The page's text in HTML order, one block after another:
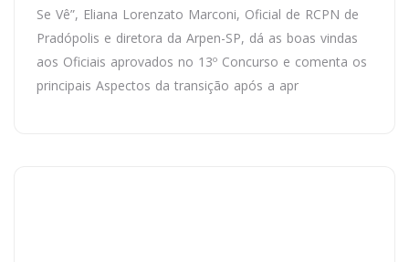
Se Vê”, Eliana Lorenzato Marconi, Oficial de RCPN de
Pradópolis e diretora da Arpen-SP, dá as boas vindas
aos Oficiais aprovados no 13º Concurso e comenta os
principais Aspectos da transição após a apr